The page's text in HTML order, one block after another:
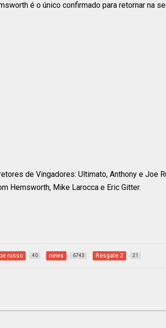
é o único confirmado para retornar na
de Vingadores: Ultimato, Anthony e Joe
Hemsworth, Mike Larocca e Eric Gitter.
russo 40 news 6743 Resgate 2 21